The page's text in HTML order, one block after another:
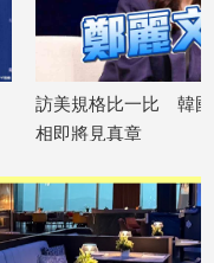
訪美規格比一比 韓
相即將見真章